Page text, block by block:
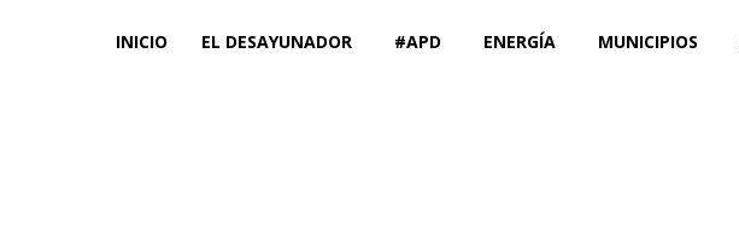
INICIO EL DESAYUNADOR #APD ENERGÍA MUNICIPIOS